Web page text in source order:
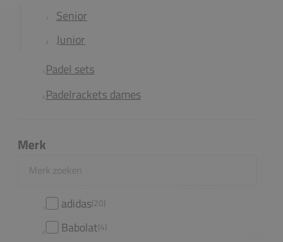
Senior
Junior
Padel sets
Padelrackets dames
Merk
adidas(20)
Babolat(4)